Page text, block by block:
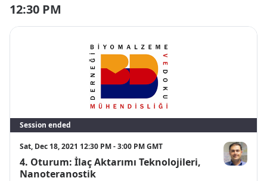
12:30 PM
Session ended
Sat, Dec 18, 2021 12:30 PM - 3:00 PM GMT
4. Oturum: İlaç Aktarımı Teknolojileri,
Nanoteranostik
Ali ZARRABİ